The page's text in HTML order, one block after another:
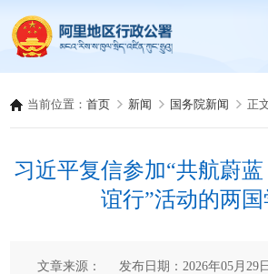
当前位置：首页 新闻 国务院新闻 正
习近平复信参加“共航蔚
谊行”活动的两国
文章来源： 发布日期：2026年05月29